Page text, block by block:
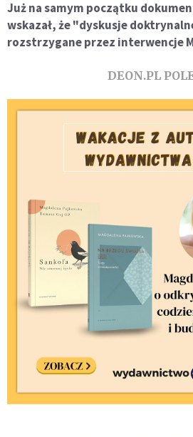
Już na samym początku
wskazał, że "dyskusje
rozstrzygane przez interwencje
DEON.PL